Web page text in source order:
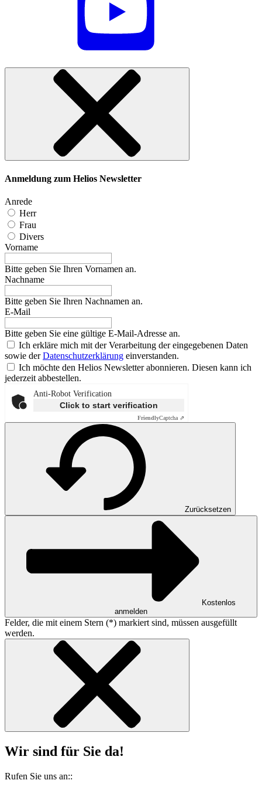
Anmeldung zum Helios Newsletter
Anrede
Herr
Frau
Divers
Vorname
Bitte geben Sie Ihren Vornamen an.
Nachname
Bitte geben Sie Ihren Nachnamen an.
E-Mail
Bitte geben Sie eine gültige E-Mail-Adresse an.
Ich erkläre mich mit der Verarbeitung der eingegebenen Daten
sowie derDatenschutzerklärung einverstanden.
Ich möchte den Helios Newsletter abonnieren. Diesen kann ich
jederzeit abbestellen.
Anti-Robot Verification
Click to start verification
FriendlyCaptcha ⇗
Zurücksetzen
Kostenlos
anmelden
Felder, die mit einem Stern (*) markiert sind, müssen ausgefüllt
werden.
Wir sind für Sie da!
Rufen Sie uns an::